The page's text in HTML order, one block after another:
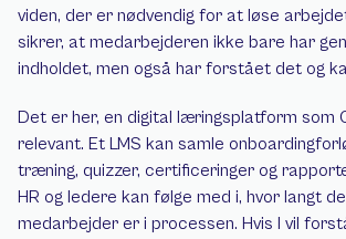
viden, der er nødvendig for at løse
sikrer, at medarbejderen ikke bare har
indholdet, men også har forstået det og
Det er her, en digital læringsplatform som
relevant. Et LMS kan samle
træning, quizzer, certificeringer og
HR og ledere kan følge med i, hvor langt
medarbejder er i processen. Hvis I vil